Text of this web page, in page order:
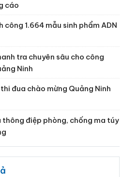
cáo
công 1.664 mẫu sinh phẩm ADN
tra chuyên sâu cho công
Ninh
đua chào mừng Quảng Ninh
thông điệp phòng, chống ma túy